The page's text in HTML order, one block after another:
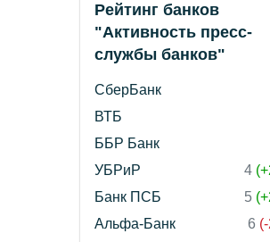
Рейтинг банков
"Активность пресс-
службы банков"
СберБанк
ВТБ
ББР Банк
УБРиР
4
Банк ПСБ
5
Альфа-Банк
6